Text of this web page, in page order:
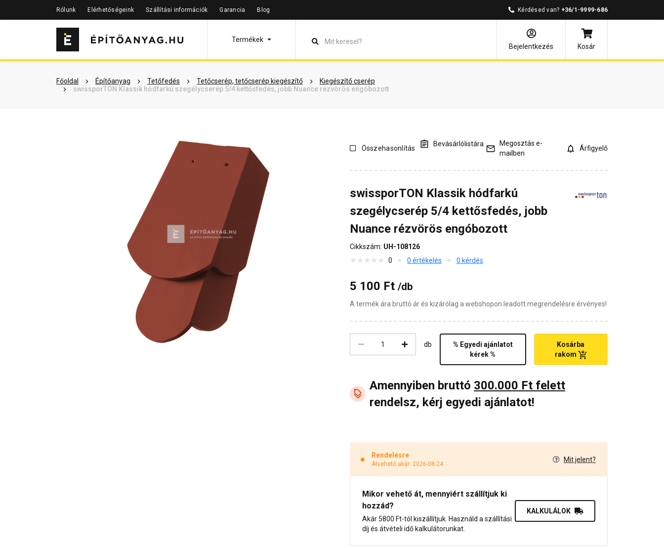
Rólunk Elérhetőségeink Szállítási információk Garancia Blog Kérdésed van? +36/1-9999-686
Termékek
Bejelentkezés
Kosár
Főoldal Építőanyag Tetőfedés Tetőcserép, tetőcserép kiegészítő
Kiegészítő cserép
swissporTON Klassik hódfarkú szegélycserép 5/4 kettősfedés, jobb Nuance rézvörös engóbozott
Szükséged lehet rá Részletes leírás Termékinformáció Vásárlói vélemények Kérdések és válaszok
Összehasonlítás
Bevásárlólistára
Megosztás e-
mailben
Árfigyelő
swissporTON Klassik hódfarkú
szegélycserép 5/4 kettősfedés, jobb
Nuance rézvörös engóbozott
Cikkszám: UH-108126
0
0 értékelés 0 kérdés
5 100 Ft /db
A termék ára bruttó ár és kizárólag a webshopon leadott megrendelésre érvényes!
db
% Egyedi ajánlatot
kérek %
Kosárba
rakom
Amennyiben bruttó 300.000 Ft felett
rendelsz, kérj egyedi ajánlatot!
Rendelésre
Átvehető akár: 2026-08-24
Mit jelent?
Mikor vehető át, mennyiért szállítjuk ki
hozzád?
Akár 5800 Ft-tól kiszállítjuk. Használd a szállítási
díj és átvételi idő kalkulátorunkat.
KALKULÁLOK